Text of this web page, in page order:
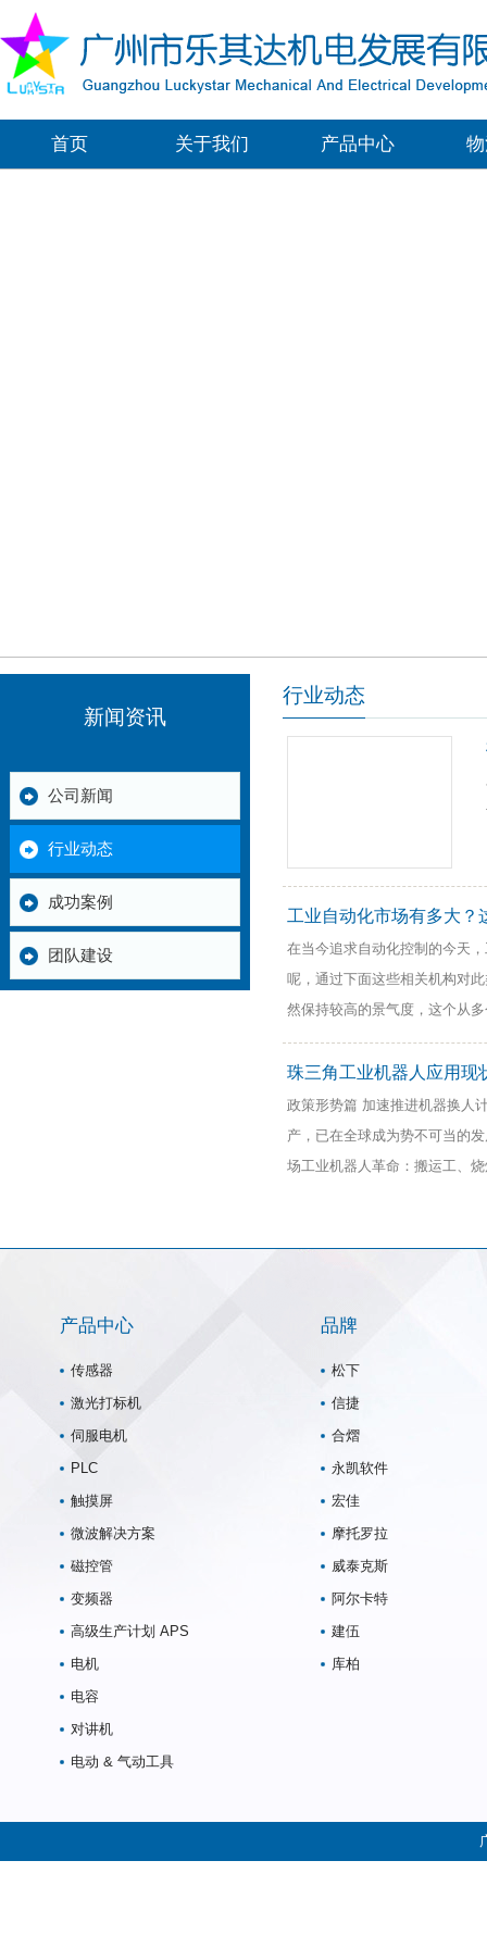
首页 关于我们 产品中心
新闻资讯
公司新闻
行业动态
成功案例
团队建设
行业动态
工业自动化市场有多大？
在当今追求自动化控制的今天
呢，通过下面这些相关机构对
然保持较高的景气度，这个从
珠三角工业机器人应用现
政策形势篇 加速推进机器换人
产，已在全球成为势不可当的
场工业机器人革命：搬运工、
产品中心
传感器
激光打标机
伺服电机
PLC
触摸屏
微波解决方案
磁控管
变频器
高级生产计划 APS
电机
电容
对讲机
电动 & 气动工具
品牌
松下
信捷
合熠
永凯软件
宏佳
摩托罗拉
威泰克斯
阿尔卡特
建伍
库柏